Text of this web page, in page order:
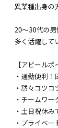
異業種出身の
20～30代の
多く活躍して
【アピールポ
・通勤便利
・黙々コツ
・チームワ
・土日祝休
・プライベー